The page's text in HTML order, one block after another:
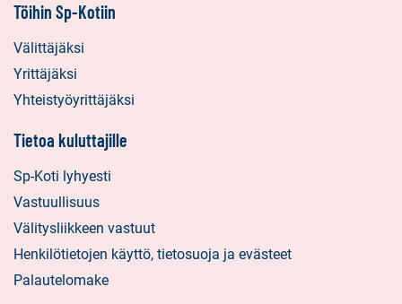
Töihin Sp-Kotiin
Välittäjäksi
Yrittäjäksi
Yhteistyöyrittäjäksi
Tietoa kuluttajille
Sp-Koti lyhyesti
Vastuullisuus
Välitysliikkeen vastuut
Henkilötietojen käyttö, tietosuoja ja evästeet
Palautelomake